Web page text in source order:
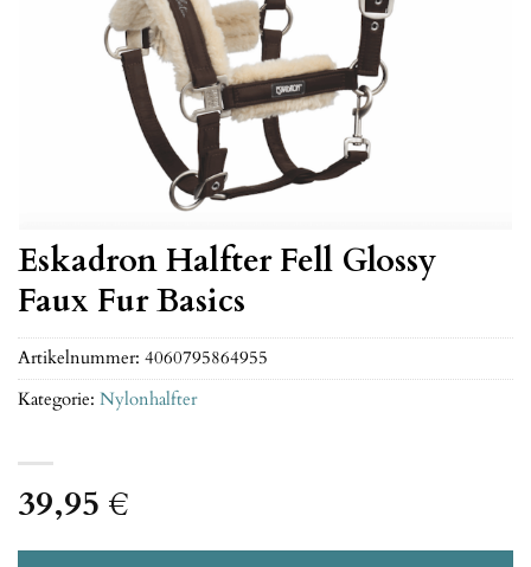
Eskadron Halfter Fell Glossy
Faux Fur Basics
39,95 €
Artikelnummer: 4060795864955
Kategorie: Nylonhalfter